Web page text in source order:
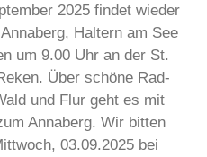
2025 findet wieder
Haltern am See
um 9.00 Uhr an der St.
Über schöne Rad-
und Flur geht es mit
Annaberg. Wir bitten
03.09.2025 bei